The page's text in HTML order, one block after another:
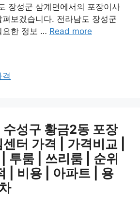
장성군 삼계면에서의 포장이사
보겠습니다. 전라남도 장성군
요한 정보 … Read more
성구 황금2동 포장
터 가격 | 가격비교 |
투룸 | 쓰리룸 | 순위
| 비용 | 아파트 | 용